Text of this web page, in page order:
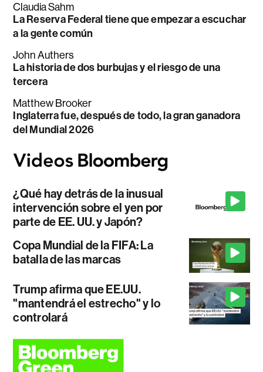
Claudia Sahm
La Reserva Federal tiene que empezar a escuchar
a la gente común
John Authers
La historia de dos burbujas y el riesgo de una
tercera
Matthew Brooker
Inglaterra fue, después de todo, la gran ganadora
del Mundial 2026
¿Qué hay detrás de la inusual
intervención sobre el yen por
parte de EE. UU. y Japón?
Copa Mundial de la FIFA: La
batalla de las marcas
Trump afirma que EE.UU.
"mantendrá el estrecho" y lo
controlará